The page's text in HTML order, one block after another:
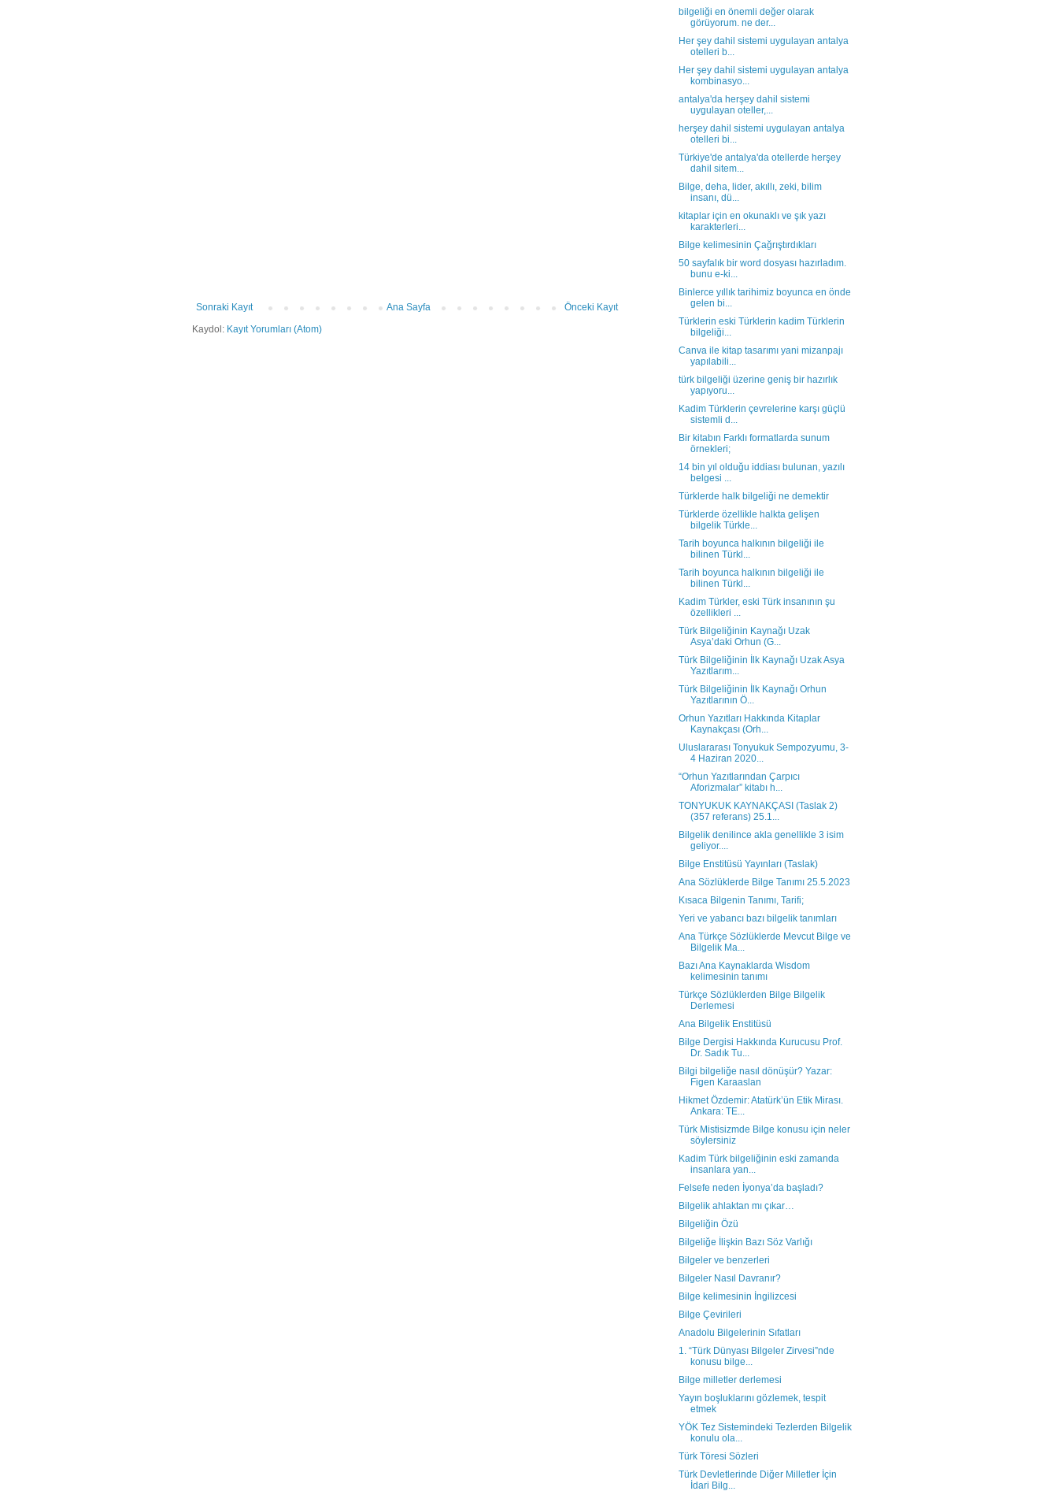
Sonraki Kayıt Önceki Kayıt
Ana Sayfa
Kaydol: Kayıt Yorumları (Atom)
bilgeliği en önemli değer olarak
görüyorum. ne der...
Her şey dahil sistemi uygulayan antalya
otelleri b...
Her şey dahil sistemi uygulayan antalya
kombinasyo...
antalya'da herşey dahil sistemi
uygulayan oteller,...
herşey dahil sistemi uygulayan antalya
otelleri bi...
Türkiye'de antalya'da otellerde herşey
dahil sitem...
Bilge, deha, lider, akıllı, zeki, bilim
insanı, dü...
kitaplar için en okunaklı ve şık yazı
karakterleri...
Bilge kelimesinin Çağrıştırdıkları
50 sayfalık bir word dosyası hazırladım.
bunu e-ki...
Binlerce yıllık tarihimiz boyunca en önde
gelen bi...
Türklerin eski Türklerin kadim Türklerin
bilgeliği...
Canva ile kitap tasarımı yani mizanpajı
yapılabili...
türk bilgeliği üzerine geniş bir hazırlık
yapıyoru...
Kadim Türklerin çevrelerine karşı güçlü
sistemli d...
Bir kitabın Farklı formatlarda sunum
örnekleri;
14 bin yıl olduğu iddiası bulunan, yazılı
belgesi ...
Türklerde halk bilgeliği ne demektir
Türklerde özellikle halkta gelişen
bilgelik Türkle...
Tarih boyunca halkının bilgeliği ile
bilinen Türkl...
Tarih boyunca halkının bilgeliği ile
bilinen Türkl...
Kadim Türkler, eski Türk insanının şu
özellikleri ...
Türk Bilgeliğinin Kaynağı Uzak
Asya’daki Orhun (G...
Türk Bilgeliğinin İlk Kaynağı Uzak Asya
Yazıtlarım...
Türk Bilgeliğinin İlk Kaynağı Orhun
Yazıtlarının Ö...
Orhun Yazıtları Hakkında Kitaplar
Kaynakçası (Orh...
Uluslararası Tonyukuk Sempozyumu, 3-
4 Haziran 2020...
“Orhun Yazıtlarından Çarpıcı
Aforizmalar” kitabı h...
TONYUKUK KAYNAKÇASI (Taslak 2)
(357 referans) 25.1...
Bilgelik denilince akla genellikle 3 isim
geliyor....
Bilge Enstitüsü Yayınları (Taslak)
Ana Sözlüklerde Bilge Tanımı 25.5.2023
Kısaca Bilgenin Tanımı, Tarifi;
Yeri ve yabancı bazı bilgelik tanımları
Ana Türkçe Sözlüklerde Mevcut Bilge ve
Bilgelik Ma...
Bazı Ana Kaynaklarda Wisdom
kelimesinin tanımı
Türkçe Sözlüklerden Bilge Bilgelik
Derlemesi
Ana Bilgelik Enstitüsü
Bilge Dergisi Hakkında Kurucusu Prof.
Dr. Sadık Tu...
Bilgi bilgeliğe nasıl dönüşür? Yazar:
Figen Karaaslan
Hikmet Özdemir: Atatürk’ün Etik Mirası.
Ankara: TE...
Türk Mistisizmde Bilge konusu için neler
söylersiniz
Kadim Türk bilgeliğinin eski zamanda
insanlara yan...
Felsefe neden İyonya’da başladı?
Bilgelik ahlaktan mı çıkar…
Bilgeliğin Özü
Bilgeliğe İlişkin Bazı Söz Varlığı
Bilgeler ve benzerleri
Bilgeler Nasıl Davranır?
Bilge kelimesinin İngilizcesi
Bilge Çevirileri
Anadolu Bilgelerinin Sıfatları
1. “Türk Dünyası Bilgeler Zirvesi”nde
konusu bilge...
Bilge milletler derlemesi
Yayın boşluklarını gözlemek, tespit
etmek
YÖK Tez Sistemindeki Tezlerden Bilgelik
konulu ola...
Türk Töresi Sözleri
Türk Devletlerinde Diğer Milletler İçin
İdari Bilg...